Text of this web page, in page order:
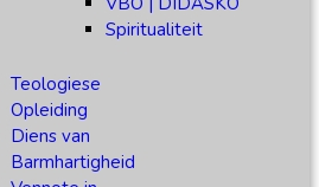
Spiritualiteit
Teologiese
Opleiding
Diens van
Barmhartigheid